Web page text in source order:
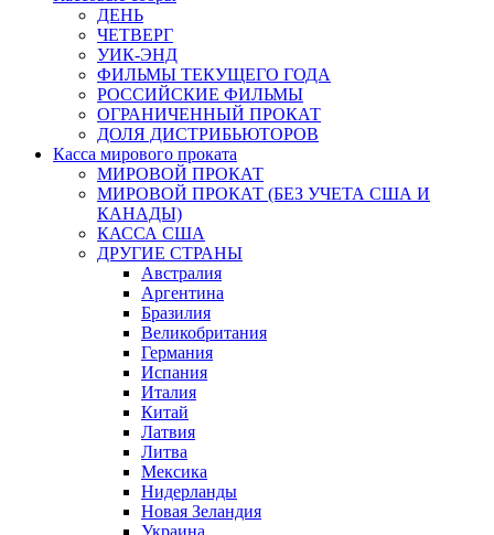
ДЕНЬ
ЧЕТВЕРГ
УИК-ЭНД
ФИЛЬМЫ ТЕКУЩЕГО ГОДА
РОССИЙСКИЕ ФИЛЬМЫ
ОГРАНИЧЕННЫЙ ПРОКАТ
ДОЛЯ ДИСТРИБЬЮТОРОВ
Касса мирового проката
МИРОВОЙ ПРОКАТ
МИРОВОЙ ПРОКАТ (БЕЗ УЧЕТА США И
КАНАДЫ)
КАССА США
ДРУГИЕ СТРАНЫ
Австралия
Аргентина
Бразилия
Великобритания
Германия
Испания
Италия
Китай
Латвия
Литва
Мексика
Нидерланды
Новая Зеландия
Украина